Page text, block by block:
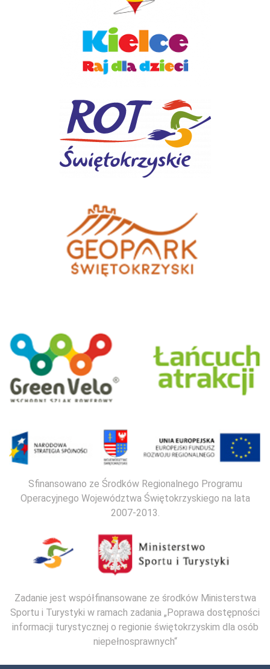
Sfinansowano ze Środków Regionalnego Programu
Operacyjnego Województwa Świętokrzyskiego na lata
2007-2013.
Zadanie jest współfinansowane ze środków Ministerstwa
Sportu i Turystyki w ramach zadania „Poprawa dostępności
informacji turystycznej o regionie świętokrzyskim dla osób
niepełnosprawnych“